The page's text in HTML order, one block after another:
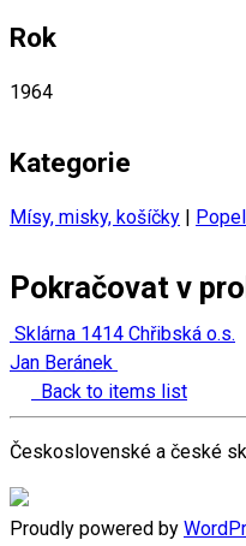
Rok
1964
Kategorie
Mísy, misky, košíčky |
Pokračovat v
Sklárna 1414 Chřibská o.s.
Jan Beránek
Back to items list
Československé a české
Proudly powered by